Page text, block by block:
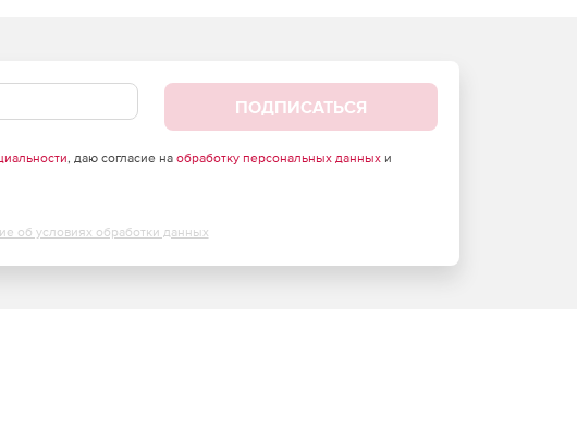
ПОДПИСАТЬСЯ
, даю согласие на обработку персональных данныхи
об условиях обработки данных